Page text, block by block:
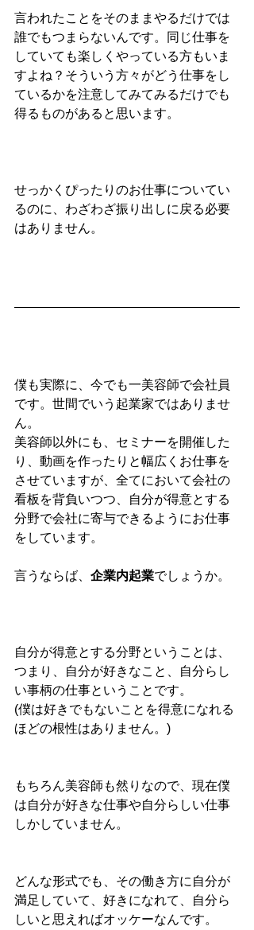
言われたことをそのままやるだけでは
誰でもつまらないんです。同じ仕事を
していても楽しくやっている方もいま
すよね？そういう方々がどう仕事をし
ているかを注意してみてみるだけでも
得るものがあると思います。
せっかくぴったりのお仕事についてい
るのに、わざわざ振り出しに戻る必要
はありません。
僕も実際に、今でも一美容師で会社員
です。世間でいう起業家ではありませ
ん。
美容師以外にも、セミナーを開催した
り、動画を作ったりと幅広くお仕事を
させていますが、全てにおいて会社の
看板を背負いつつ、自分が得意とする
分野で会社に寄与できるようにお仕事
をしています。
言うならば、 企業内起業でしょうか。
自分が得意とする分野ということは、
つまり、自分が好きなこと、自分らし
い事柄の仕事ということです。
(僕は好きでもないことを得意になれる
ほどの根性はありません。)
もちろん美容師も然りなので、現在僕
は自分が好きな仕事や自分らしい仕事
しかしていません。
どんな形式でも、その働き方に自分が
満足していて、好きになれて、自分ら
しいと思えればオッケーなんです。